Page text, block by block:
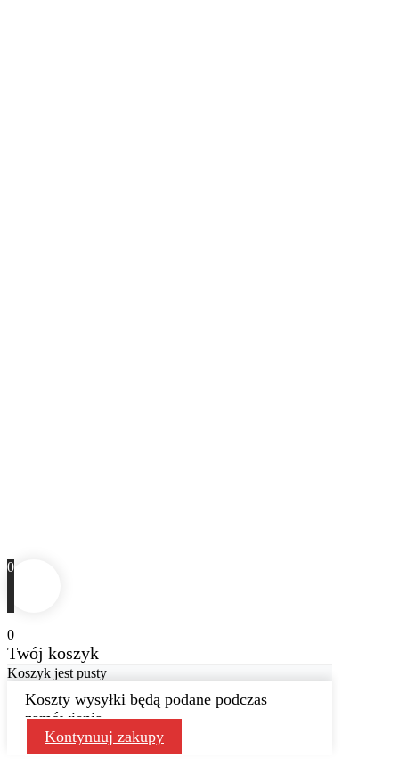
0
0
Twój koszyk
Koszyk jest pusty
Koszty wysyłki będą podane podczas
zamówienia
Kontynuuj zakupy